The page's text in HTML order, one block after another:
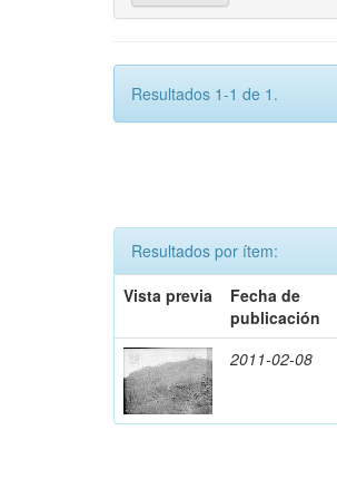
Resultados 1-1 de 1.
Resultados por ítem:
Vista previa
Fecha de
publicación
2011-02-08